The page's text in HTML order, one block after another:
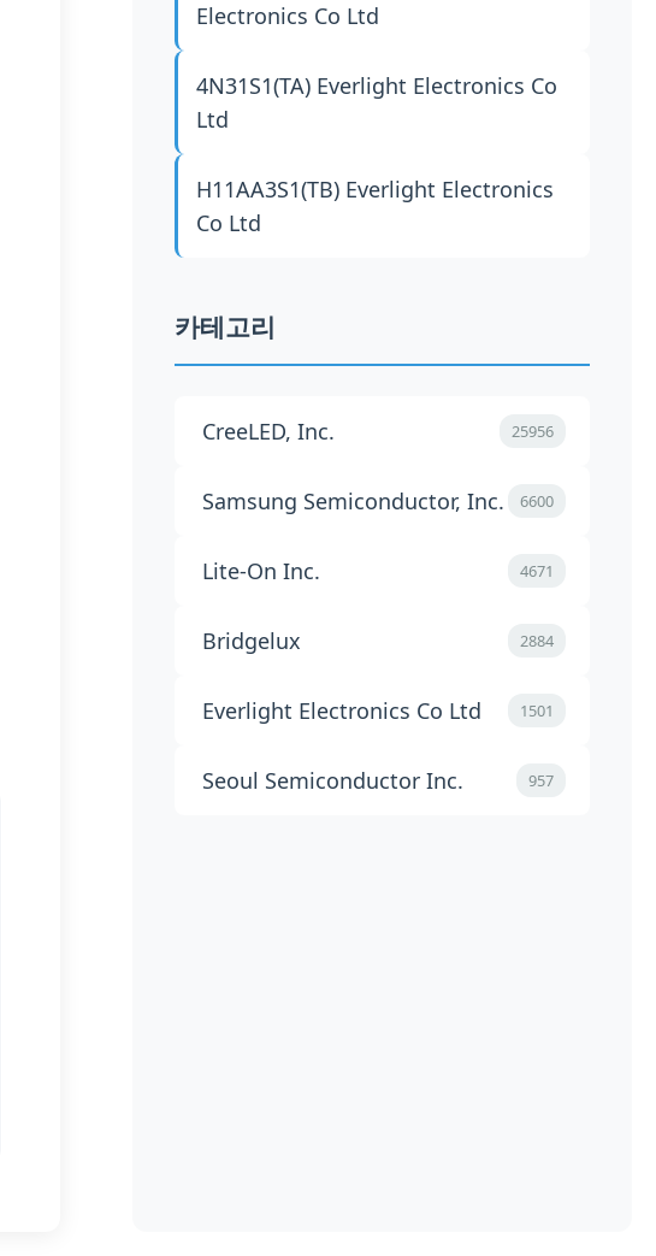
Electronics Co Ltd
4N31S1(TA) Everlight Electronics Co
Ltd
H11AA3S1(TB) Everlight Electronics
Co Ltd
카테고리
CreeLED, Inc. 25956
Samsung Semiconductor, Inc. 6600
Lite-On Inc. 4671
Bridgelux 2884
Everlight Electronics Co Ltd 1501
Seoul Semiconductor Inc. 957